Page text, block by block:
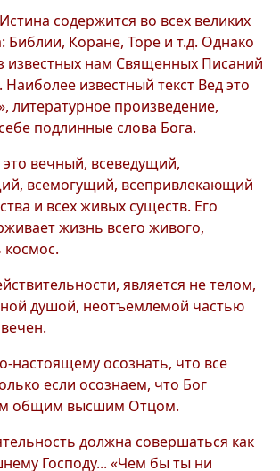
содержится во всех великих
Библии, Коране, Торе и т.д. Однако
известных нам Священных Писаний
известный текст Вед это
литературное произведение,
подлинные слова Бога.
вечный, всеведущий,
всемогущий, всепривлекающий
и всех живых существ. Его
жизнь всего живого,
космос.
является не телом,
душой, неотъемлемой частью
осознать, что все
если осознаем, что Бог
общим высшим Отцом.
должна совершаться как
Господу... «Чем бы ты ни